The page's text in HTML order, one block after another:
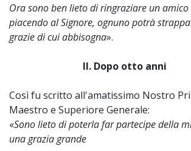
Ora sono ben lieto di ringraziare un amico
piacendo al Signore, ognuno potrà
grazie di cui abbisogna».
II. Dopo otto anni
Così fu scritto all'amatissimo Nostro
Maestro e Superiore Generale:
«Sono lieto di poterla far partecipe della
una grazia grande